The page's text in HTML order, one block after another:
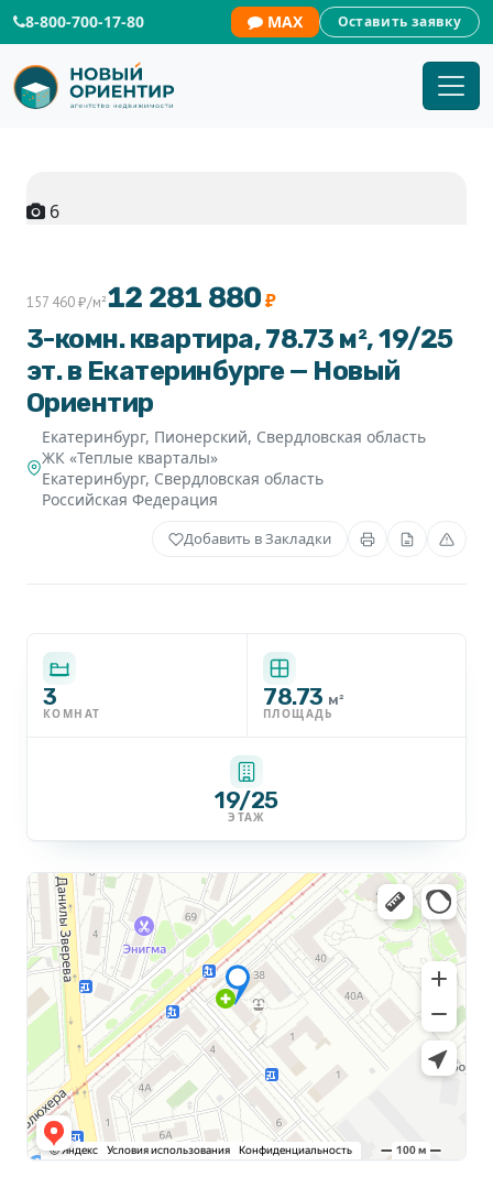
8-800-700-17-80 MAX Оставить заявку
6
3-комн. квартира, 78.73 м², 19/25
эт. в Екатеринбурге — Новый
Ориентир
Екатеринбург, Пионерский, Свердловская область
ЖК «Теплые кварталы»
Екатеринбург, Свердловская область
Российская Федерация
157 460 ₽/м²12 281 880 ₽
Добавить в Закладки
3
КОМНАТ
78.73 м²
ПЛОЩАДЬ
19/25
ЭТАЖ